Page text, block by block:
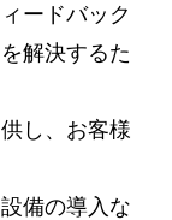
ードバック
解決するた
し、お客様
備の導入な